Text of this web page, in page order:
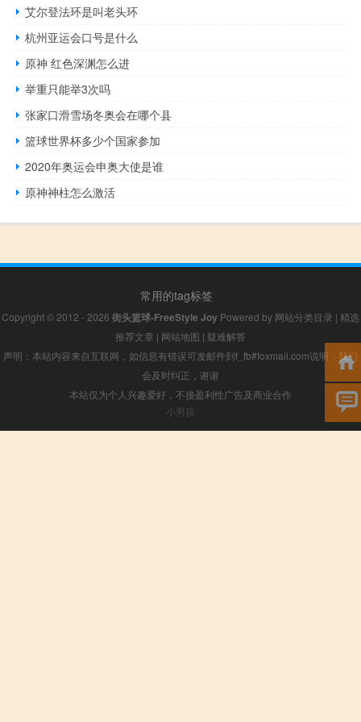
艾尔登法环是叫老头环
杭州亚运会口号是什么
原神 红色深渊怎么进
举重只能举3次吗
张家口滑雪场冬奥会在哪个县
篮球世界杯多少个国家参加
2020年奥运会申奥大使是谁
原神神柱怎么激活
常用的tag标签
Copyright © 2012 - 2026 街头篮球-FreeStyle Joy Powered by 网站分类目录 | 精选
推荐文章 | 网站地图 | 疑难解答
声明：本站内容来自互联网，如信息有错误可发邮件到f_fb#foxmail.com说明，我们
会及时纠正，谢谢
本站仅为个人兴趣爱好，不接盈利性广告及商业合作
小男孩